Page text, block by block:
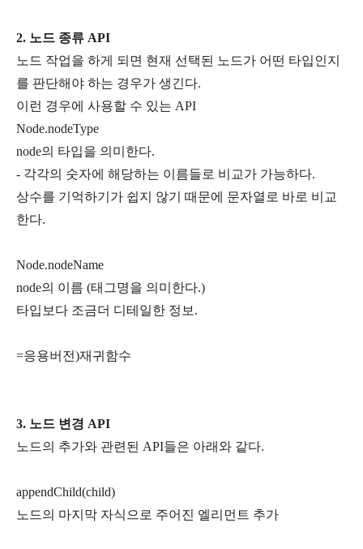
2. 노드 종류 API
노드 작업을 하게 되면 현재 선택된 노드가 어떤 타입인지
를 판단해야 하는 경우가 생긴다.
이런 경우에 사용할 수 있는 API
Node.nodeType
node의 타입을 의미한다.
- 각각의 숫자에 해당하는 이름들로 비교가 가능하다.
상수를 기억하기가 쉽지 않기 때문에 문자열로 바로 비교
한다.
Node.nodeName
node의 이름 (태그명을 의미한다.)
타입보다 조금더 디테일한 정보.
=응용버전)재귀함수
3. 노드 변경 API
노드의 추가와 관련된 API들은 아래와 같다.
appendChild(child)
노드의 마지막 자식으로 주어진 엘리먼트 추가